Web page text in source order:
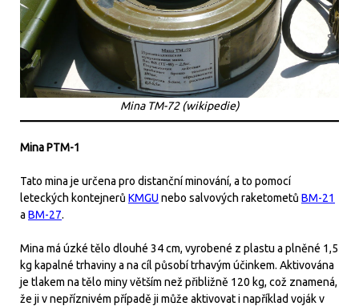
Mina TM-72 (wikipedie)
Mina PTM-1
Tato mina je určena pro distanční minování, a to pomocí
leteckých kontejnerů KMGU nebo salvových raketometů BM-21
a BM-27.
Mina má úzké tělo dlouhé 34 cm, vyrobené z plastu a plněné 1,5
kg kapalné trhaviny a na cíl působí trhavým účinkem. Aktivována
je tlakem na tělo miny větším než přibližně 120 kg, což znamená,
že ji v nepříznivém případě ji může aktivovat i například voják v